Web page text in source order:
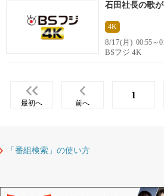
石田社長の歌
4K
8/17(月) 00:55～
BSフジ 4K
最初へ 前へ
1
「番組検索」の使い方